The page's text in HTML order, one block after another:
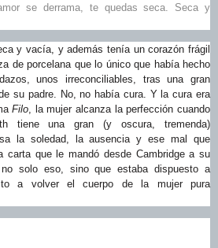
se derrama, te quedas seca. Seca y
y vacía, y además tenía un corazón frágil
de porcelana que lo único que había hecho
unos irreconciliables, tras una gran
su padre. No, no había cura. Y la cura era
Filo , la mujer alcanza la perfección cuando
tiene una gran (y oscura, tremenda)
la soledad, la ausencia y ese mal que
carta que le mandó desde Cambridge a su
solo eso, sino que estaba dispuesto a
a volver el cuerpo de la mujer pura